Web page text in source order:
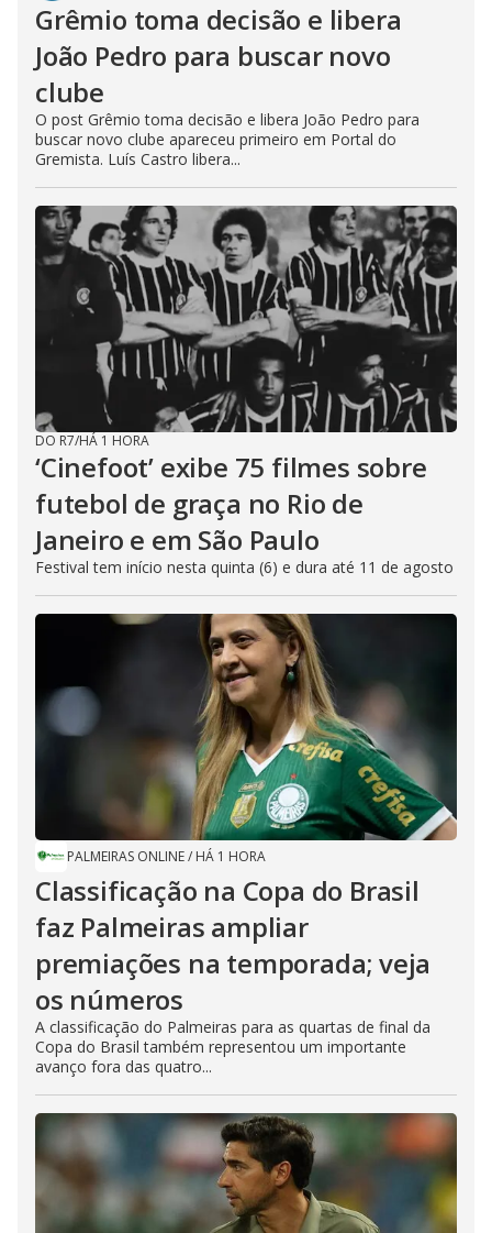
Grêmio toma decisão e libera
João Pedro para buscar novo
clube
O post Grêmio toma decisão e libera João Pedro para
buscar novo clube apareceu primeiro em Portal do
Gremista. Luís Castro libera...
DO R7/HÁ 1 HORA
‘Cinefoot’ exibe 75 filmes sobre
futebol de graça no Rio de
Janeiro e em São Paulo
Festival tem início nesta quinta (6) e dura até 11 de agosto
PALMEIRAS ONLINE/ HÁ 1 HORA
Classificação na Copa do Brasil
faz Palmeiras ampliar
premiações na temporada; veja
os números
A classificação do Palmeiras para as quartas de final da
Copa do Brasil também representou um importante
avanço fora das quatro...